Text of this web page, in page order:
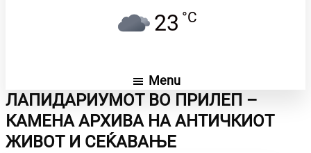
23 °C
Menu
ЛАПИДАРИУМОТ ВО ПРИЛЕП –
КАМЕНА АРХИВА НА АНТИЧКИОТ
ЖИВОТ И СЕЌАВАЊЕ